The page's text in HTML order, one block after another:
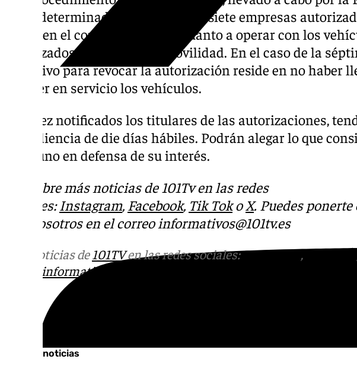
se ha determinado que seis de las siete empresas
cumplen el condicionante en cuanto a operar con los
autorizados por el Área de Movilidad. En el caso de la
el motivo para revocar la autorización reside en no haber
a poner en servicio los vehículos.
Una vez notificados los titulares de las autorizaciones,
de audiencia de die días hábiles. Podrán alegar lo que
oportuno en defensa de su interés.
Descubre más noticias de 101Tv en las redes
sociales: Instagram, Facebook, Tik Toko X. Puedes
con nosotros en el correo informativos@101tv.es
Más noticias de 101TVen las redes sociales:Instagram,Facebook
informativos@101tv.es
Últimas noticias